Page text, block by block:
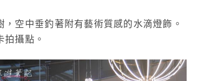
空中垂釣著附有藝術質感的水滴燈飾。
攝點。